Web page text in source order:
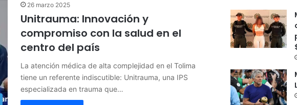
26 marzo 2025
Unitrauma: Innovación y
compromiso con la salud en el
centro del país
La atención médica de alta complejidad en el Tolima
tiene un referente indiscutible: Unitrauma, una IPS
especializada en trauma que…